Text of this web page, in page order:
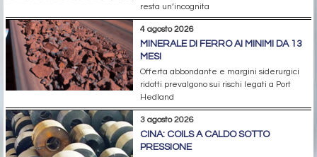
resta un’incognita
4 agosto 2026
MINERALE DI FERRO AI MINIMI DA 13
MESI
Offerta abbondante e margini siderurgici
ridotti prevalgono sui rischi legati a Port
Hedland
3 agosto 2026
CINA: COILS A CALDO SOTTO
PRESSIONE